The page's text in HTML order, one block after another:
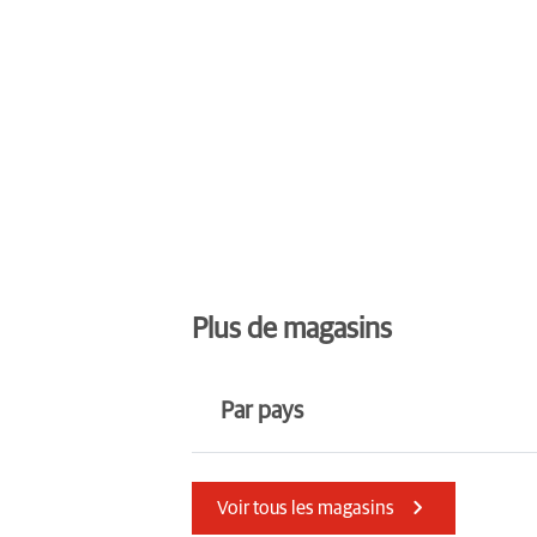
Plus de magasins
Par pays
Luxembourg
Voir tous les magasins